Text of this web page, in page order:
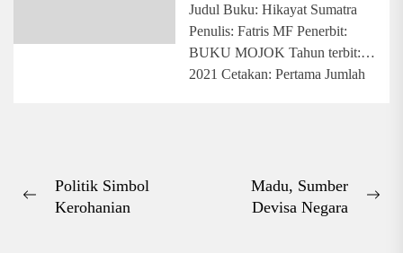
Judul Buku: Hikayat Sumatra
Penulis: Fatris MF Penerbit:
BUKU MOJOK Tahun terbit:
2021 Cetakan: Pertama Jumlah
Navigasi
pos
Previous
Politik Simbol
Kerohanian
Madu, Sumber
Devisa Negara